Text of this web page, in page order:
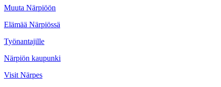
Muuta Närpiöön
Elämää Närpiössä
Työnantajille
Närpiön kaupunki
Visit Närpes